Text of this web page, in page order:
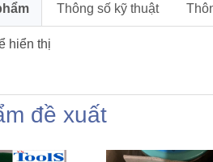
Thông số kỹ thuật
hiển thị
đề xuất